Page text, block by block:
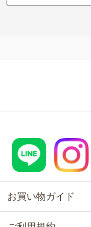
お買い物ガイド